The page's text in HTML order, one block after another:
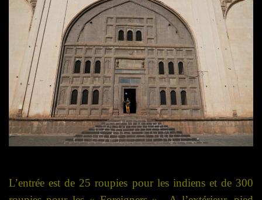
L’entrée est de 25 roupies pour les indiens et de 300